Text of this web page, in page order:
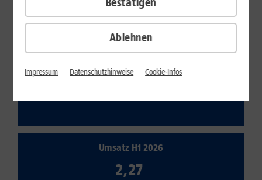
Kundenverträge H1 2026
16,18
Umsatz H1 2026
2,27
Ablehnen
Impressum Datenschutzhinweise Cookie-Infos